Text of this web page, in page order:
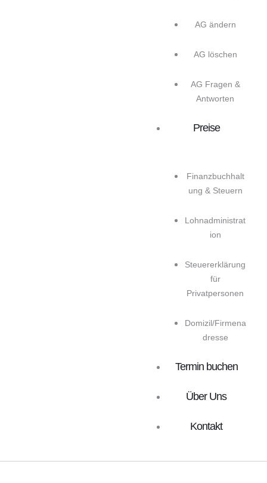
AG ändern
AG löschen
AG Fragen &
Antworten
Preise
Finanzbuchhalt
ung & Steuern
Lohnadministrat
ion
Steuererklärung
für
Privatpersonen
Domizil/Firmena
dresse
Termin buchen
Über Uns
Kontakt